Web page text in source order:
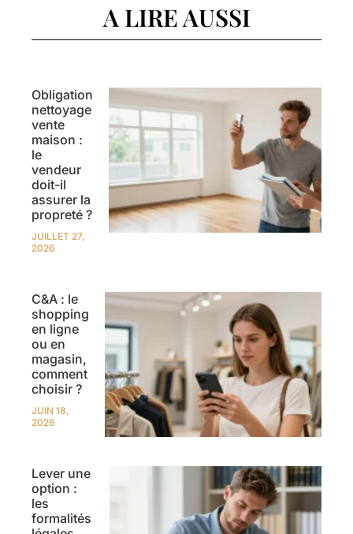
A LIRE AUSSI
Obligation
nettoyage
vente
maison :
le
vendeur
doit-il
assurer la
propreté ?
JUILLET 27,
2026
C&A : le
shopping
en ligne
ou en
magasin,
comment
choisir ?
JUIN 18,
2026
Lever une
option :
les
formalités